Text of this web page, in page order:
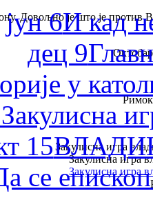
Довољно је што је против
Закулисна игра
Закулисна игра
Закулисна игра
јун 6И кад
дец 9
у
Закулисна
15
се